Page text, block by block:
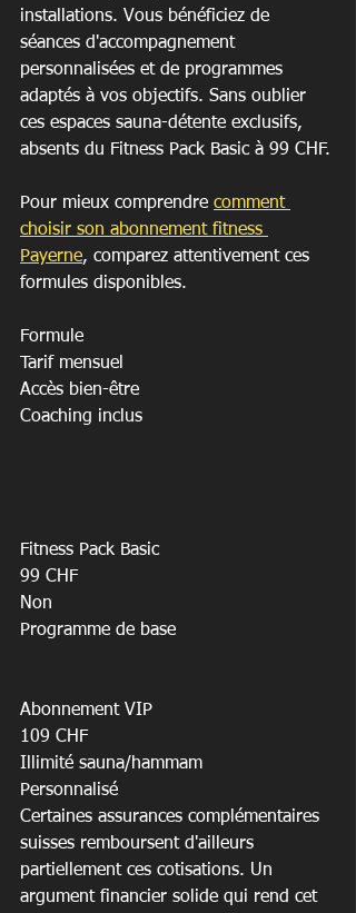
installations. Vous bénéficiez de
séances d'accompagnement
personnalisées et de programmes
adaptés à vos objectifs. Sans oublier
ces espaces sauna-détente exclusifs,
absents du Fitness Pack Basic à 99 CHF.
Pour mieux comprendre comment
choisir son abonnement fitness
Payerne, comparez attentivement ces
formules disponibles.
Formule
Tarif mensuel
Accès bien-être
Coaching inclus
Fitness Pack Basic
99 CHF
Non
Programme de base
Abonnement VIP
109 CHF
Illimité sauna/hammam
Personnalisé
Certaines assurances complémentaires
suisses remboursent d'ailleurs
partiellement ces cotisations. Un
argument financier solide qui rend cet